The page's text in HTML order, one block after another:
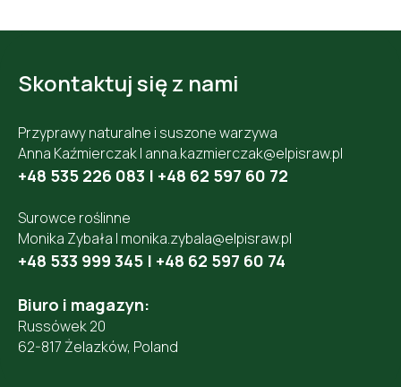
Skontaktuj się z nami
Przyprawy naturalne i suszone warzywa
Anna Kaźmierczak | anna.kazmierczak@elpisraw.pl
+48 535 226 083 | +48 62 597 60 72
Surowce roślinne
Monika Zybała | monika.zybala@elpisraw.pl
+48 533 999 345 | +48 62 597 60 74
Biuro i magazyn:
Russówek 20
62-817 Żelazków, Poland